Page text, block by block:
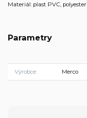
Materiál: plast PVC, polyester
Parametry
Výrobce Merco